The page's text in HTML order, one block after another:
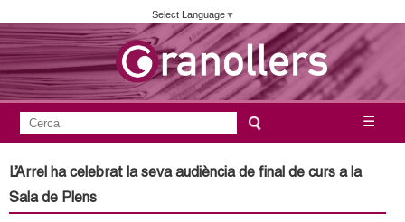
Vés
al
contingut
Select Language▼
u
☰
F
o
m
e
L’Arrel ha celebrat la seva audiència de final de curs a la
Sala de Plens